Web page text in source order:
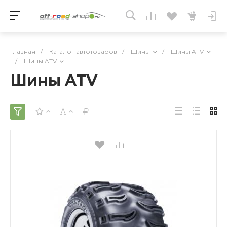
Главная / Каталог автотоваров / Шины /
Шины ATV
/
Шины ATV
Шины ATV